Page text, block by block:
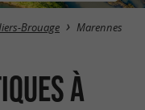
Brouage Marennes
à